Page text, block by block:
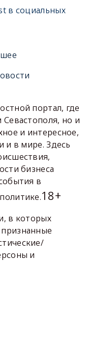
в социальных
портал, где
но и
и интересное,
и в мире. Здесь
бизнеса
в
18+
в которых
и